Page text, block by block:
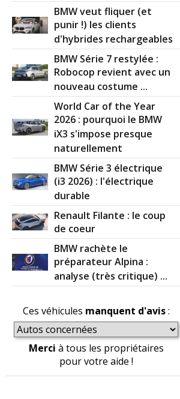
BMW veut fliquer (et
punir !) les clients
d'hybrides rechargeables
BMW Série 7 restylée :
Robocop revient avec un
nouveau costume ...
World Car of the Year
2026 : pourquoi le BMW
iX3 s'impose presque
naturellement
BMW Série 3 électrique
(i3 2026) : l'électrique
durable
Renault Filante : le coup
de coeur
BMW rachète le
préparateur Alpina :
analyse (très critique) ...
Ces véhicules manquent d'avis:
Merci à tous les propriétaires
pour votre aide !